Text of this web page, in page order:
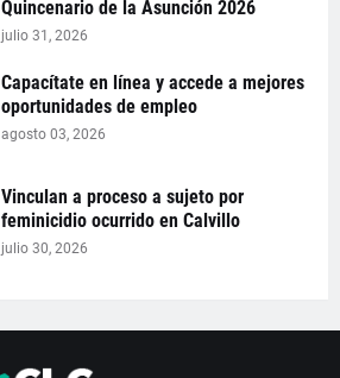
Quincenario de la Asunción 2026
julio 31, 2026
Capacítate en línea y accede a mejores
oportunidades de empleo
agosto 03, 2026
Vinculan a proceso a sujeto por
feminicidio ocurrido en Calvillo
julio 30, 2026